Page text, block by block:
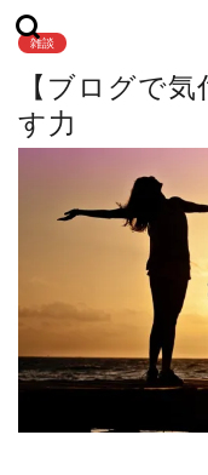
雑談
【ブログで
す力